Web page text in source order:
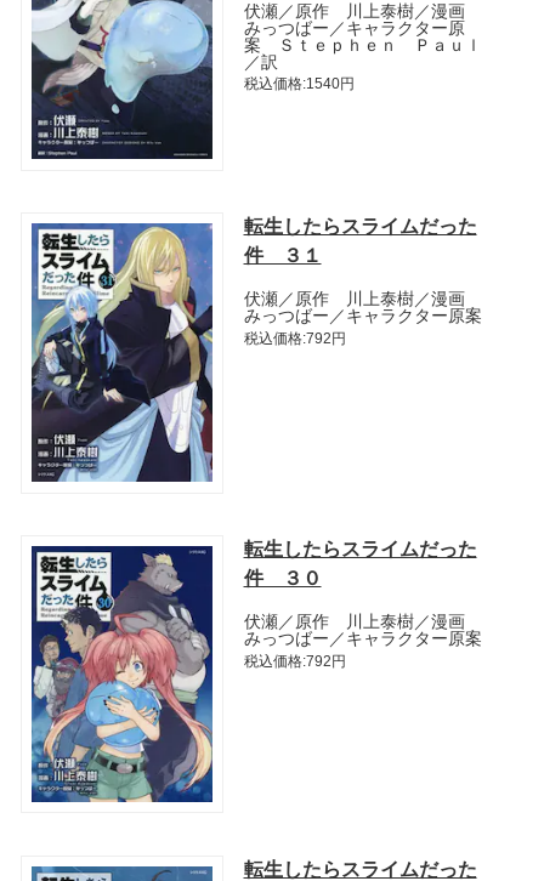
伏瀬／原作 川上泰樹／漫画
みっつばー／キャラクター原
案 Ｓｔｅｐｈｅｎ Ｐａｕｌ
／訳
税込価格:1540円
転生したらスライムだった
件 ３１
伏瀬／原作 川上泰樹／漫画
みっつばー／キャラクター原案
税込価格:792円
転生したらスライムだった
件 ３０
伏瀬／原作 川上泰樹／漫画
みっつばー／キャラクター原案
税込価格:792円
転生したらスライムだった